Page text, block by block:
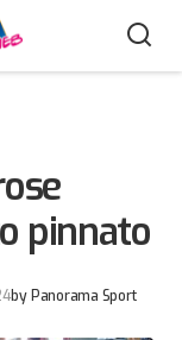
pinnato
by Panorama Sport